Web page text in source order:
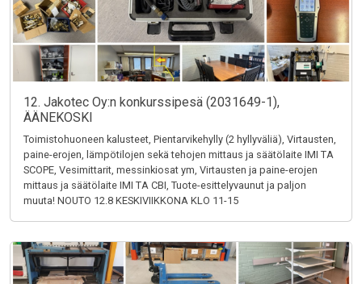
12. Jakotec Oy:n konkurssipesä (2031649-1),
ÄÄNEKOSKI
Toimistohuoneen kalusteet, Pientarvikehylly (2 hyllyväliä), Virtausten,
paine-erojen, lämpötilojen sekä tehojen mittaus ja säätölaite IMI TA
SCOPE, Vesimittarit, messinkiosat ym, Virtausten ja paine-erojen
mittaus ja säätölaite IMI TA CBI, Tuote-esittelyvaunut ja paljon
muuta! NOUTO 12.8 KESKIVIIKKONA KLO 11-15